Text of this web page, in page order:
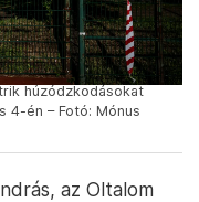
húzódzkodásokat
4-én – Fotó: Mónus
az Oltalom